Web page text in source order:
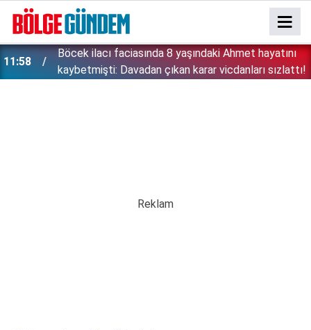
11:58
Böcek ilacı faciasında 8 yaşındaki Ahmet hayatını
kaybetmişti: Davadan çıkan karar vicdanları sızlattı!